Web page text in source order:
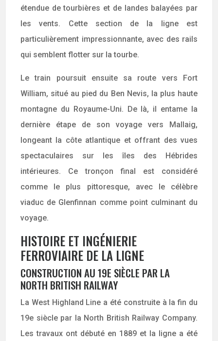
étendue de tourbières et de landes balayées par
les vents. Cette section de la ligne est
particulièrement impressionnante, avec des rails
qui semblent flotter sur la tourbe.
Le train poursuit ensuite sa route vers Fort
William, situé au pied du Ben Nevis, la plus haute
montagne du Royaume-Uni. De là, il entame la
dernière étape de son voyage vers Mallaig,
longeant la côte atlantique et offrant des vues
spectaculaires sur les îles des Hébrides
intérieures. Ce tronçon final est considéré
comme le plus pittoresque, avec le célèbre
viaduc de Glenfinnan comme point culminant du
voyage.
HISTOIRE ET INGÉNIERIE
FERROVIAIRE DE LA LIGNE
CONSTRUCTION AU 19E SIÈCLE PAR LA
NORTH BRITISH RAILWAY
La West Highland Line a été construite à la fin du
19e siècle par la North British Railway Company.
Les travaux ont débuté en 1889 et la ligne a été